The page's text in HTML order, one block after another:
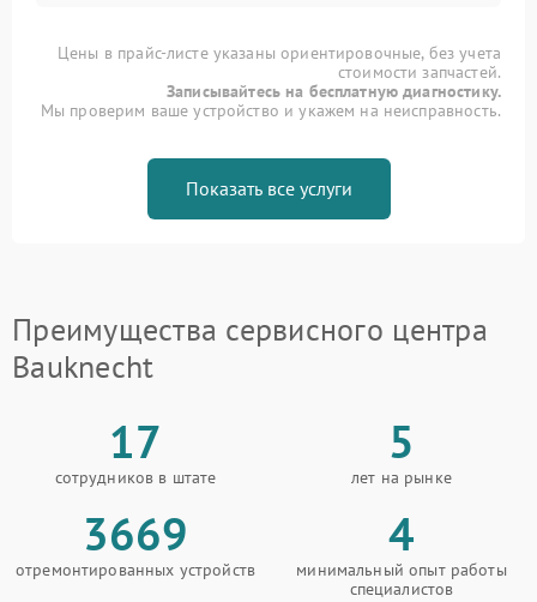
Цены в прайс-листе указаны ориентировочные, без учета
стоимости запчастей.
Записывайтесь на бесплатную диагностику.
Мы проверим ваше устройство и укажем на неисправность.
Показать все услуги
Преимущества сервисного центра
Bauknecht
17
сотрудников в штате
5
лет на рынке
3669
отремонтированных устройств
4
минимальный опыт работы
специалистов